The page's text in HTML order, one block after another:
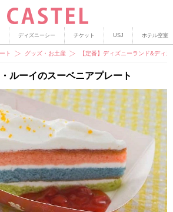
ディズニーシー チケット USJ ホテル空室
ト グッズ・お土産 【定番】ディズニーランド&ディ
ルーイのスーベニアプレート